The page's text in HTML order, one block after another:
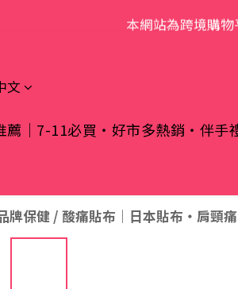
本網站為跨境購
文
薦｜7-11必買・好市多熱銷・伴手
牌保健 / 酸痛貼布｜日本貼布・肩頸